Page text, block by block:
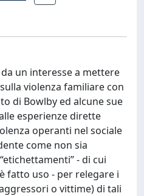
un interesse a mettere
violenza familiare con
di Bowlby ed alcune sue
esperienze dirette
operanti nel sociale
come non sia
- di cui
fatto uso - per relegare i
o vittime) di tali